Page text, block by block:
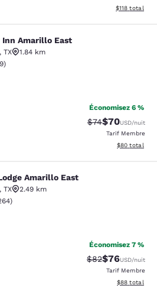
Afficher les
$118 total
East
Amarillo East
, TX
1.84 km
Moyen. 139 commentaires
)
Économisez 6 %
Tarif barré :
$74Tarif réduit :
$70USD/nuit
Tarif Membre
Afficher les
$80 total
East
Amarillo East
, TX
2.49 km
Bien. 1264 commentaires
)
Économisez 7 %
Tarif barré :
$82Tarif réduit :
$76USD/nuit
Tarif Membre
Afficher les
$88 total